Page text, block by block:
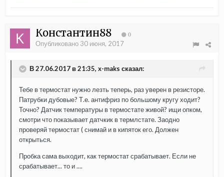
Константин88 0
Опубликовано 30 июня, 2017
В 27.06.2017 в 21:35, x-maks сказал:
Тебе в термостат нужно лезть теперь, раз уверен в резисторе.
Патрубки дубовые? Т.е. антифриз по большому кругу ходит?
Точно? Датчик температуры в термостате живой? ищи опком,
смотри что показывает датчкик в термлстате. Заодно
проверяй термостат ( снимай и в кипяток его. Должен
открыться.
Пробка сама выходит, как термостат срабатывает. Если не
срабатывает... то и ....